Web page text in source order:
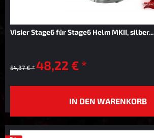
Visier Stage6 für Stage6 Helm MKII, silber...
54,37 € * 48,22 € *
IN DEN WARENKORB